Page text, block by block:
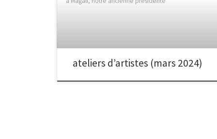
ateliers d’artistes (mars 2024)